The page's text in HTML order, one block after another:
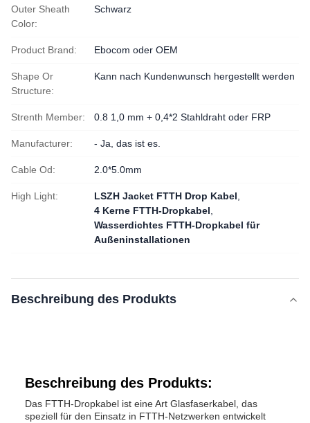
Outer Sheath
Color:
Schwarz
Product Brand: Ebocom oder OEM
Shape Or
Structure:
Kann nach Kundenwunsch hergestellt werden
Strenth Member: 0.8 1,0 mm + 0,4*2 Stahldraht oder FRP
Manufacturer: - Ja, das ist es.
Cable Od: 2.0*5.0mm
High Light: LSZH Jacket FTTH Drop Kabel
4 Kerne FTTH-Dropkabel
Wasserdichtes FTTH-Dropkabel für
Außeninstallationen
Beschreibung des Produkts
Beschreibung des Produkts:
Das FTTH-Dropkabel ist eine Art Glasfaserkabel, das
speziell für den Einsatz in FTTH-Netzwerken entwickelt